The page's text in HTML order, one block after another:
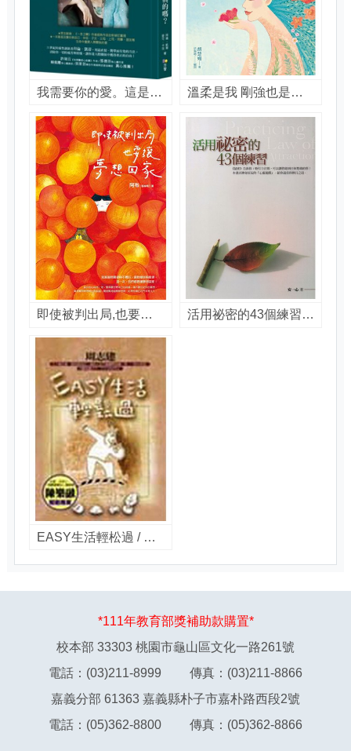
我需要你的愛。這是真的嗎? : 「一念之轉」創始人寫給你的痛苦解脫書 / 拜倫.凱蒂(Byron Katie),麥可.卡茨(Michael Katz)著 ; 陳曦譯 溫柔是我 剛強也是我 : 來自薩提爾的生命啟發 / 胡慧嫚著
即使被判出局,也要讓夢想回家 / 阿布(張椀晴)著 活用祕密的43個練習 = Practicing the law of attraction / 安一心著
EASY生活輕松過 / 周志建著
*111年教育部獎補助款購置*
校本部 33303 桃園市龜山區文化一路261號
電話：(03)211-8999 傳真：(03)211-8866
嘉義分部 61363 嘉義縣朴子市嘉朴路西段2號
電話：(05)362-8800 傳真：(05)362-8866